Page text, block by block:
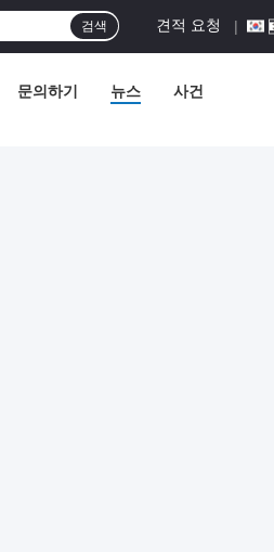
견적 요청 |
검색
문의하기 뉴스 사건